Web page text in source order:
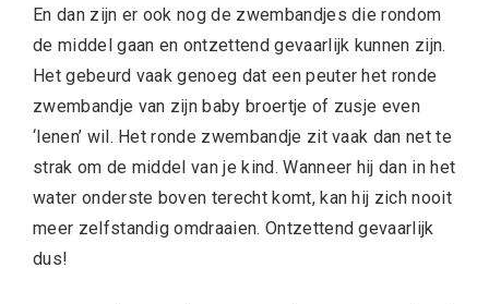
En dan zijn er ook nog de zwembandjes die rondom
de middel gaan en ontzettend gevaarlijk kunnen zijn.
Het gebeurd vaak genoeg dat een peuter het ronde
zwembandje van zijn baby broertje of zusje even
‘lenen’ wil. Het ronde zwembandje zit vaak dan net te
strak om de middel van je kind. Wanneer hij dan in het
water onderste boven terecht komt, kan hij zich nooit
meer zelfstandig omdraaien. Ontzettend gevaarlijk
dus!